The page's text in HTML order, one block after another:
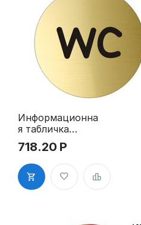
Информационна
я табличка
«Туалет WC»
таблички на
туалет
пиктограмма K4
718.20 Р